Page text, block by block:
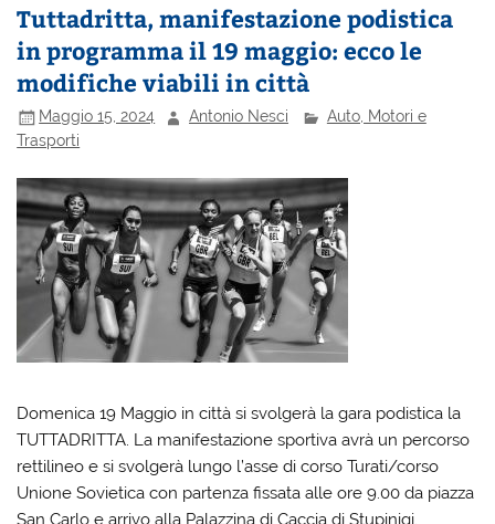
Tuttadritta, manifestazione podistica
in programma il 19 maggio: ecco le
modifiche viabili in città
Maggio 15, 2024 Antonio Nesci
Auto, Motori e
Trasporti
Domenica 19 Maggio in città si svolgerà la gara podistica la
TUTTADRITTA. La manifestazione sportiva avrà un percorso
rettilineo e si svolgerà lungo l’asse di corso Turati/corso
Unione Sovietica con partenza fissata alle ore 9.00 da piazza
San Carlo e arrivo alla Palazzina di Caccia di Stupinigi.